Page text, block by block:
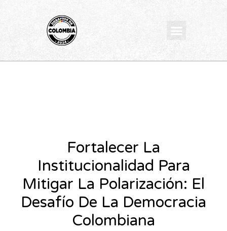
Menu
Fortalecer La
Institucionalidad Para
Mitigar La Polarización: El
Desafío De La Democracia
Colombiana